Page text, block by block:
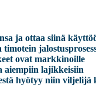
ja ottaa siinä
ovat markkinoille
aiempiin lajikkeisiin
hyötyy niin viljelijä